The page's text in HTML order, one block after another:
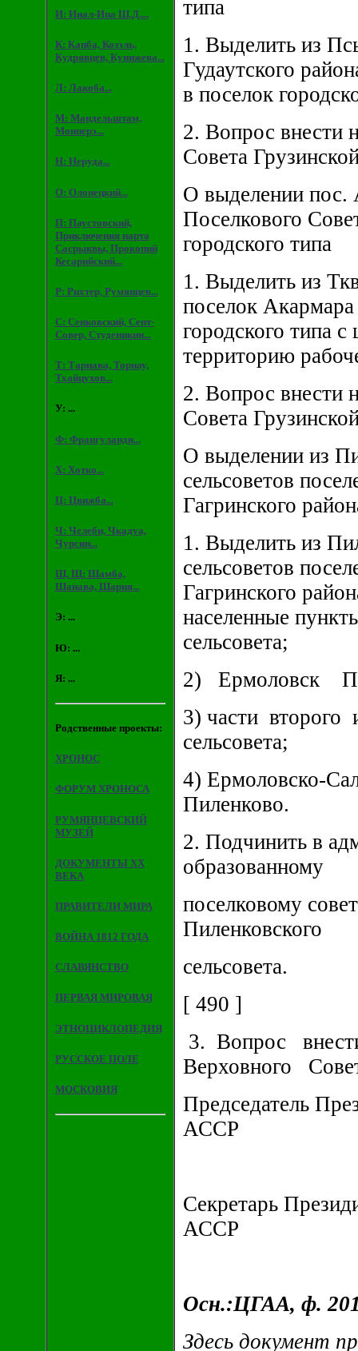
И: Инал-Ипа Ш.Д....
К: Капба, Козэль,
Кудрявцев, Кунижева...
Л: Лакоба...
М: Мандельштам,
Монперэ...
Н: Неруда...
О: Олонецкий...
П: Паустовский,
Приключения нарта
Сасрыквы, Прокопий
Кесарийский...
Р: Рихтер, Румянцев...
С: Сенковский, Сент-
Совер, Студеникин...
Т: Тарнава, Торнау,
Тхайцухов...
У: ...
Ф: Франгуланди...
Х: Хотко...
Ц: Цвижба...
Ч: Челеби, Чкадуа,
Чурсин...
Ш, Щ: Шамба,
Шанава, Шария...
Э: ...
Ю: ...
Я: ...
Родственные проекты:
ХРОНОС
ФОРУМ ХРОНОСА
РУМЯНЦЕВСКИЙ
МУЗЕЙ
ДОКУМЕНТЫ XX
ВЕКА
ПРАВИТЕЛИ МИРА
ВОЙНА 1812 ГОДА
СЛАВЯНСТВО
ПЕРВАЯ МИРОВАЯ
ЭТНОЦИКЛОПЕДИЯ
РУССКОЕ ПОЛЕ
МОСКОВИЯ
типа
1. Выделить из
Гудаутского
в поселок
2. Вопрос внести
Совета
О выделении пос.
Поселкового
городского типа
1. Выделить из
поселок Акармара
городского типа
территорию
2. Вопрос внести
Совета
О выделении из
сельсоветов
Гагринского
1. Выделить из
сельсоветов
Гагринского
населенные
сельсовета;
2) Ермоловск
3) части второго
сельсовета;
4) Ермоловско-
Пиленково.
2. Подчинить в
образованному
поселковому
Пиленковского
сельсовета.
[ 490 ]
3. Вопрос
Верховного
Председатель
АССР
Секретарь
АССР
Осн.:ЦГАА, ф.
Здесь документ